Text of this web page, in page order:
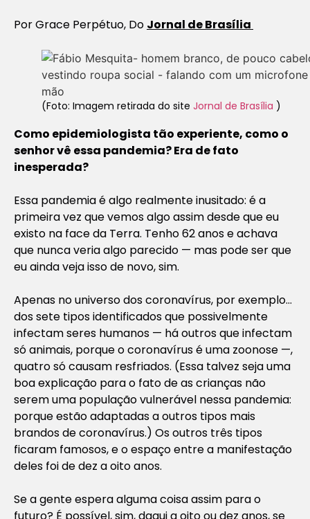
Por Grace Perpétuo, Do Jornal de Brasília
(Foto: Imagem retirada do site Jornal de Brasília )
Como epidemiologista tão experiente, como o
senhor vê essa pandemia? Era de fato
inesperada?
Essa pandemia é algo realmente inusitado: é a
primeira vez que vemos algo assim desde que eu
existo na face da Terra. Tenho 62 anos e achava
que nunca veria algo parecido — mas pode ser que
eu ainda veja isso de novo, sim.
Apenas no universo dos coronavírus, por exemplo…
dos sete tipos identificados que possivelmente
infectam seres humanos — há outros que infectam
só animais, porque o coronavírus é uma zoonose —,
quatro só causam resfriados. (Essa talvez seja uma
boa explicação para o fato de as crianças não
serem uma população vulnerável nessa pandemia:
porque estão adaptadas a outros tipos mais
brandos de coronavírus.) Os outros três tipos
ficaram famosos, e o espaço entre a manifestação
deles foi de dez a oito anos.
Se a gente espera alguma coisa assim para o
futuro? É possível, sim, daqui a oito ou dez anos, se